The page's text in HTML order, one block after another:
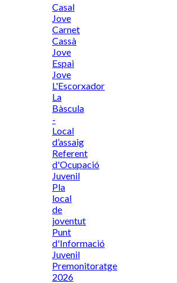
Casal
Jove
Carnet
Cassà
Jove
Espai
Jove
L'Escorxador
La
Bàscula
-
Local
d’assaig
Referent
d'Ocupació
Juvenil
Pla
local
de
joventut
Punt
d'Informació
Juvenil
Premonitoratge
2026